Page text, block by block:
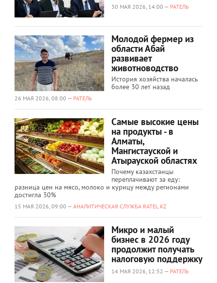
30 МАЯ 2026, 14:00 — РАТЕЛЬ
Молодой фермер из
области Абай
развивает
животноводство
История хозяйства началась
более 30 лет назад
26 МАЯ 2026, 08:00 — РАТЕЛЬ
Самые высокие цены
на продукты - в
Алматы,
Мангистауской и
Атырауской областях
Почему казахстанцы
переплачивают за еду:
разница цен на мясо, молоко и курицу между регионами
достигла 30%
15 МАЯ 2026, 09:00 — АНАЛИТИЧЕСКАЯ СЛУЖБА RATEL.KZ
Микро и малый
бизнес в 2026 году
продолжит получать
налоговую поддержку
14 МАЯ 2026, 12:52 — РАТЕЛЬ